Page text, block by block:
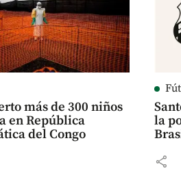
más de 300 niños
en República
del Congo
la
share